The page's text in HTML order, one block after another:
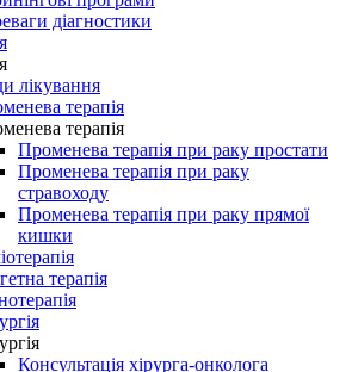
діагностики
лікування
терапія
терапія
Променева терапія при раку простати
Променева терапія при раку
стравоходу
Променева терапія при раку прямої
кишки
терапія
Консультація хірурга-онколога